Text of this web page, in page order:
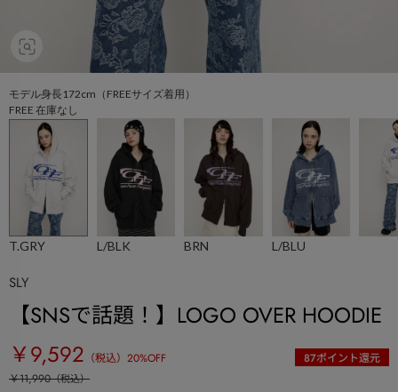
モデル身長172cm（FREEサイズ着用）
FREE 在庫なし
T.GRY L/BLK BRN L/BLU
SLY
【SNSで話題！】LOGO OVER HOODIE
￥9,592 （税込） 20%OFF 87ポイント還元
￥11,990（税込）